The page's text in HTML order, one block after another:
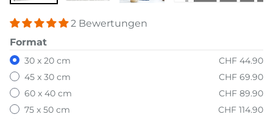
2 Bewertungen
Format
30 x 20 cm
CHF 44.90
45 x 30 cm
CHF 69.90
60 x 40 cm
CHF 89.90
75 x 50 cm
CHF 114.90